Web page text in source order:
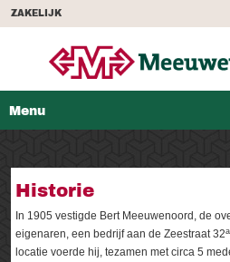
ZAKELIJK
Menu
Historie
In 1905 vestigde Bert Meeuwenoord, de
eigenaren, een bedrijf aan de Zeestraat 32a
locatie voerde hij, tezamen met circa 5